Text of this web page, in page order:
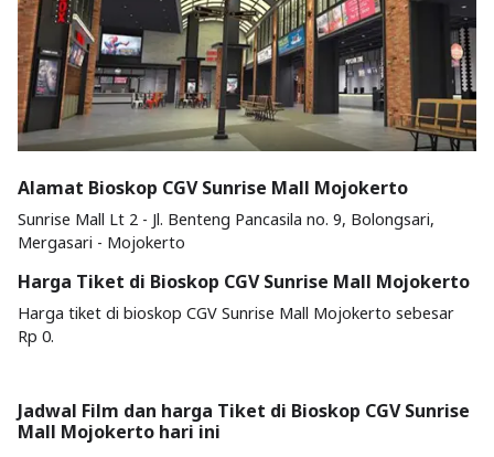
Alamat Bioskop CGV Sunrise Mall Mojokerto
Sunrise Mall Lt 2 - Jl. Benteng Pancasila no. 9, Bolongsari,
Mergasari - Mojokerto
Harga Tiket di Bioskop CGV Sunrise Mall Mojokerto
Harga tiket di bioskop CGV Sunrise Mall Mojokerto sebesar
Rp 0.
Jadwal Film dan harga Tiket di Bioskop CGV Sunrise
Mall Mojokerto hari ini